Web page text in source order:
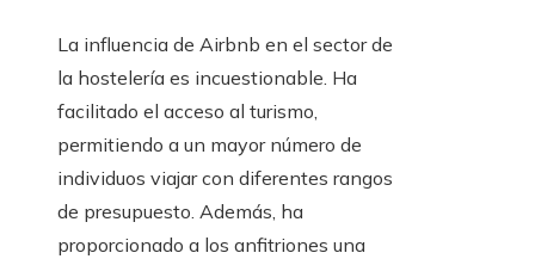
La influencia de Airbnb en el sector de
la hostelería es incuestionable. Ha
facilitado el acceso al turismo,
permitiendo a un mayor número de
individuos viajar con diferentes rangos
de presupuesto. Además, ha
proporcionado a los anfitriones una